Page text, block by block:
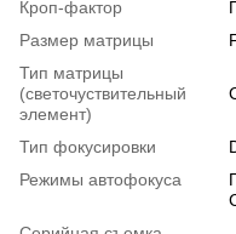
Кроп-фактор
Размер матрицы
Тип матрицы
(светочуствительный
элемент)
Тип фокусировки
Режимы автофокуса